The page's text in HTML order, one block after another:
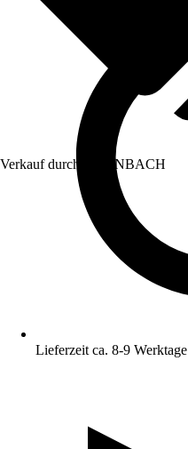
Verkauf durch: HORNBACH
Lieferzeit ca. 8-9 Werktage